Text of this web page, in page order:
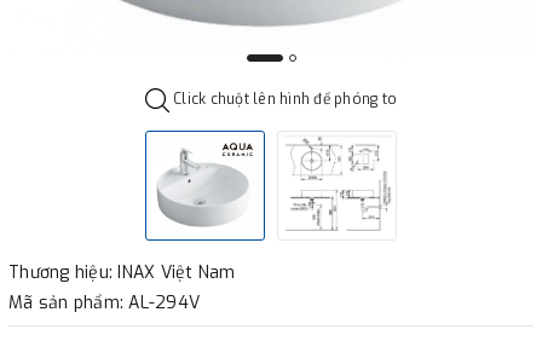
Click chuột lên hình để phóng to
Thương hiệu: INAX Việt Nam
Mã sản phẩm: AL-294V